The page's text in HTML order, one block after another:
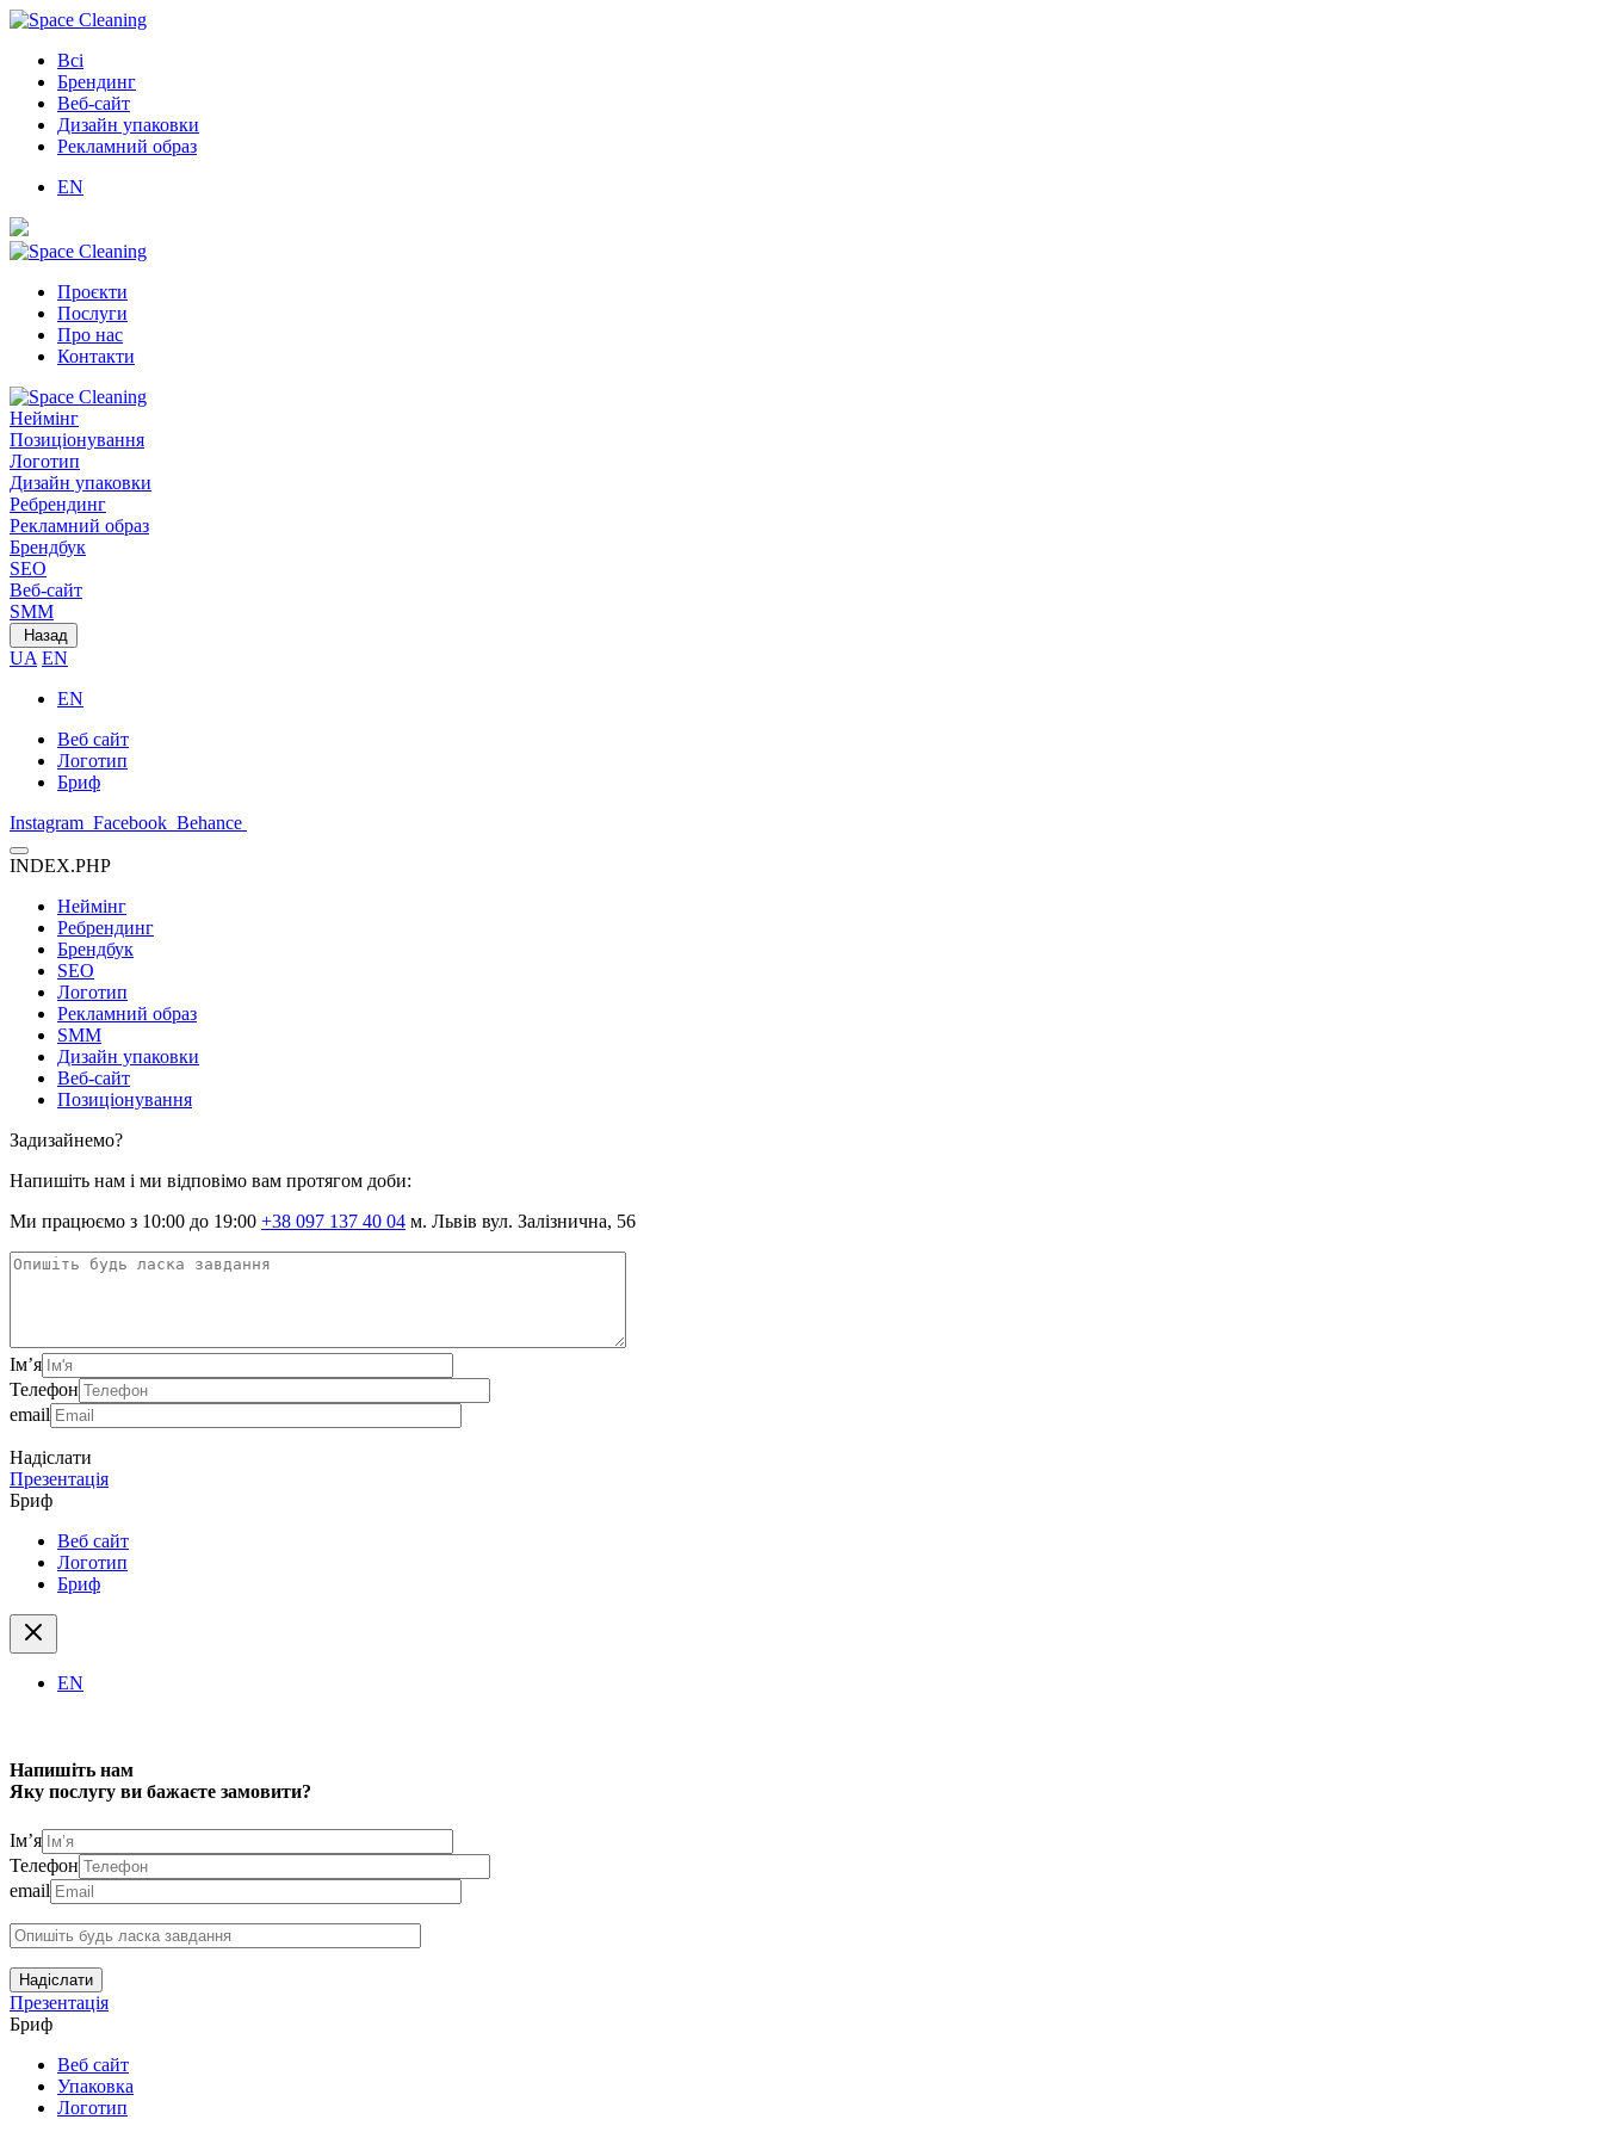
Всі
Брендинг
Веб-сайт
Дизайн упаковки
Рекламний образ
EN
Проєкти
Послуги
Про нас
Контакти
Неймінг
Позиціонування
Логотип
Дизайн упаковки
Ребрендинг
Рекламний образ
Брендбук
SEO
Веб-сайт
SMM
Назад
UA EN
EN
Веб сайт
Логотип
Бриф
Instagram Facebook Behance
INDEX.PHP
Неймінг
Ребрендинг
Брендбук
SEO
Логотип
Рекламний образ
SMM
Дизайн упаковки
Веб-сайт
Позиціонування
Задизайнемо?
Напишіть нам і ми відповімо вам протягом доби:
Ми працюємо з 10:00 до 19:00 +38 097 137 40 04 м. Львів вул. Залізнична, 56
Ім’я
Телефон
email
Надіслати
Презентація
Бриф
Веб сайт
Логотип
Бриф
EN
Напишіть нам
Яку послугу ви бажаєте замовити?
Ім’я
Телефон
email
Надіслати
Презентація
Бриф
Веб сайт
Упаковка
Логотип